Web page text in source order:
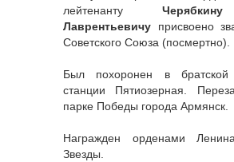
лейтенанту
Лаврентьевичу присвоено
Советского Союза (посмертно).
Был похоронен в
станции Пятиозерная.
парке Победы города Армянск.
Награжден орденами
Звезды.